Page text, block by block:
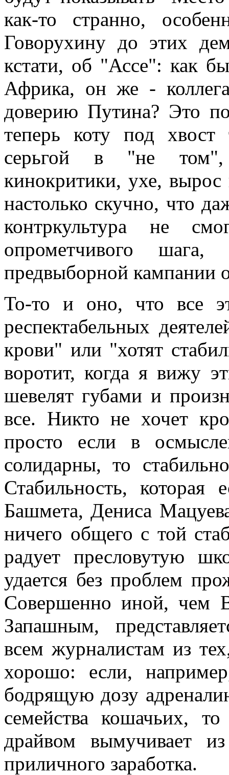
как-то странно,
Говорухину до этих
кстати, об "Ассе": как
Африка, он же -
доверию Путина? Это
теперь коту под
серьгой в "не том",
кинокритики, ухе, вырос
настолько скучно, что
контркультура не
опрометчивого
предвыборной кампании
То-то и оно, что все
респектабельных
крови" или "хотят
воротит, когда я вижу
шевелят губами и
все. Никто не хочет
просто если в
солидарны, то
Стабильность,
Башмета, Дениса
ничего общего с той
радует пресловутую
удается без проблем
Совершенно иной, чем
Запашным,
всем журналистам из
хорошо: если,
бодрящую дозу
семейства кошачьих,
драйвом вымучивает
приличного заработка.